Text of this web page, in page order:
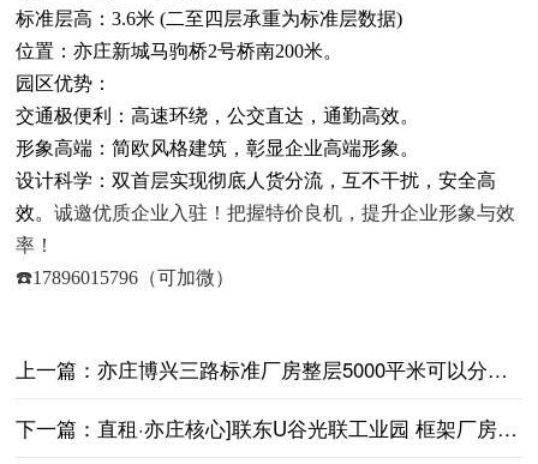
标准层高：3.6米 (二至四层承重为标准层数据)
位置：亦庄新城马驹桥2号桥南200米。
园区优势：
交通极便利：高速环绕，公交直达，通勤高效。
形象高端：简欧风格建筑，彰显企业高端形象。
设计科学：双首层实现彻底人货分流，互不干扰，安全高
效。诚邀优质企业入驻！把握特价良机，提升企业形象与效
率！
☎️17896015796（可加微）
上一篇：亦庄博兴三路标准厂房整层5000平米可以分割可注册环评
下一篇： 直租·亦庄核心]联东U谷光联工业园 框架厂房773平起 可环评注册 交通便利 享政策优惠